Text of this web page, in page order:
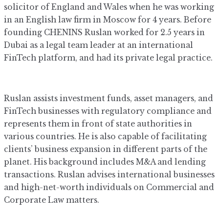
solicitor of England and Wales when he was working
in an English law firm in Moscow for 4 years. Before
founding CHENINS Ruslan worked for 2.5 years in
Dubai as a legal team leader at an international
FinTech platform, and had its private legal practice.
Ruslan assists investment funds, asset managers, and
FinTech businesses with regulatory compliance and
represents them in front of state authorities in
various countries. He is also capable of facilitating
clients’ business expansion in different parts of the
planet. His background includes M&A and lending
transactions. Ruslan advises international businesses
and high-net-worth individuals on Commercial and
Corporate Law matters.